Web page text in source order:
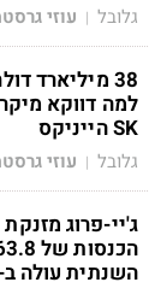
גלובל | עוזי
38 מיליארד
למה דווקא
SK הייניקס
גלובל | עוזי
השנתית עולה ב-20